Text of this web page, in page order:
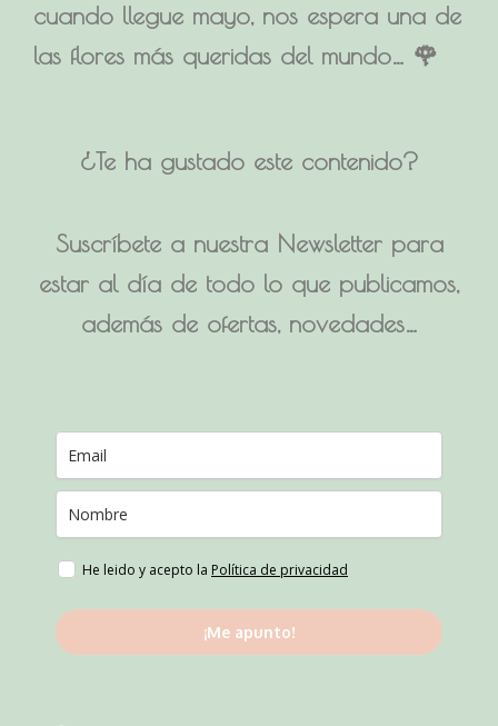
cuando llegue mayo, nos espera una de
las flores más queridas del mundo… 🌹
¿Te ha gustado este contenido?
Suscríbete a nuestra Newsletter para
estar al día de todo lo que publicamos,
además de ofertas, novedades…
He leido y acepto la Política de privacidad
¡Me apunto!